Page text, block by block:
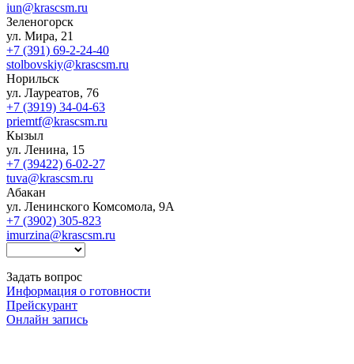
iun@krascsm.ru
Зеленогорск
ул. Мира, 21
+7 (391) 69-2-24-40
stolbovskiy@krascsm.ru
Норильск
ул. Лауреатов, 76
+7 (3919) 34-04-63
priemtf@krascsm.ru
Кызыл
ул. Ленина, 15
+7 (39422) 6-02-27
tuva@krascsm.ru
Абакан
ул. Ленинского Комсомола, 9А
+7 (3902) 305-823
imurzina@krascsm.ru
Задать вопрос
Информация о готовности
Прейскурант
Онлайн запись